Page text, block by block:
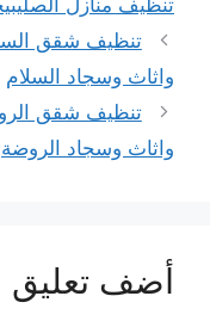
واثاث وسجاد السلام
واثاث وسجاد الروضة
أضف تعليق